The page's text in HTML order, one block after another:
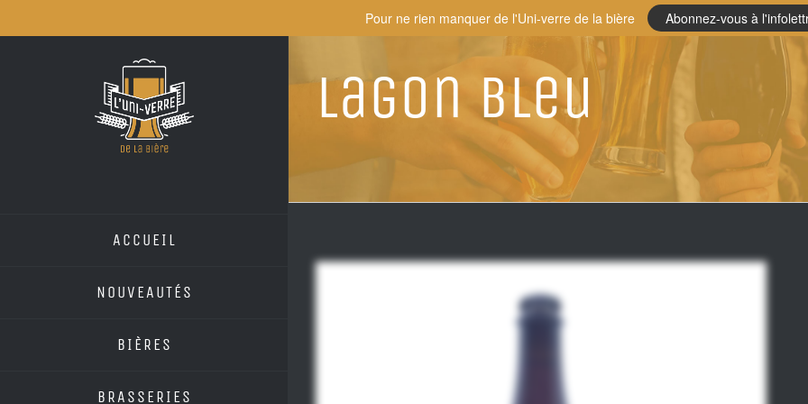
to
ACCUEIL
NOUVEAUTÉS
BIÈRES
BRASSERIES
Lagon Bleu
Pour ne rien manquer de l'Uni-verre de la bière Abonnez-vous à